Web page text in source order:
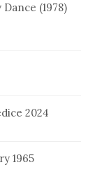
(1978)
2024
1965